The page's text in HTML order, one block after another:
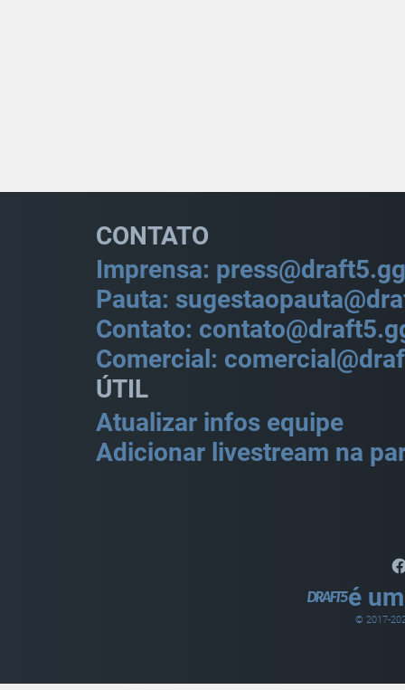
CONTATO
Imprensa: press@draft5.gg
Pauta:
Contato:
Comercial:
ÚTIL
Atualizar infos equipe
Adicionar livestream na
é
© 2017-